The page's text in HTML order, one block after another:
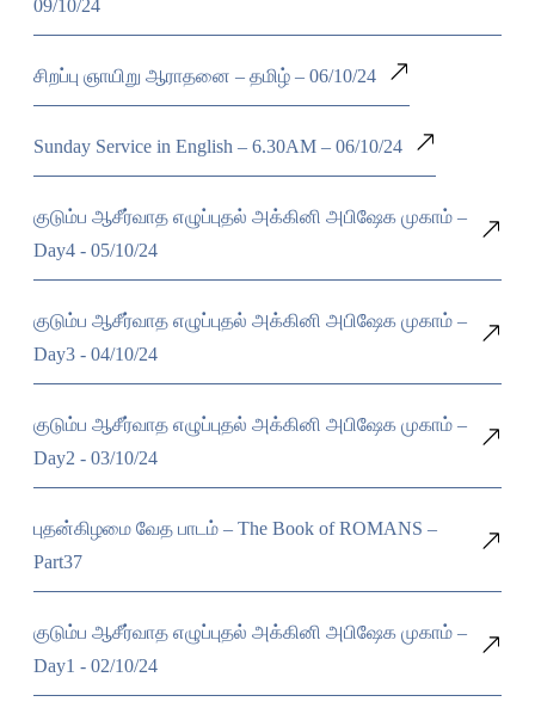
09/10/24
சிறப்பு ஞாயிறு ஆராதனை – தமிழ் – 06/10/24
Sunday Service in English – 6.30AM – 06/10/24
குடும்ப ஆசீர்வாத எழுப்புதல் அக்கினி அபிஷேக முகாம் –
Day4 - 05/10/24
குடும்ப ஆசீர்வாத எழுப்புதல் அக்கினி அபிஷேக முகாம் –
Day3 - 04/10/24
குடும்ப ஆசீர்வாத எழுப்புதல் அக்கினி அபிஷேக முகாம் –
Day2 - 03/10/24
புதன்கிழமை வேத பாடம் – The Book of ROMANS –
Part37
குடும்ப ஆசீர்வாத எழுப்புதல் அக்கினி அபிஷேக முகாம் –
Day1 - 02/10/24